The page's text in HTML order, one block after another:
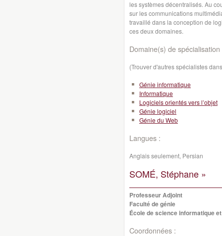
les systèmes décentralisés. Au
sur les communications
travaillé dans la conception de
ces deux domaines.
Domaine(s) de spécialisation
(Trouver d'autres spécialistes
Génie informatique
Informatique
Logiciels orientés vers l’objet
Génie logiciel
Génie du Web
Langues :
Anglais seulement, Persian
SOMÉ, Stéphane »
Professeur Adjoint
Faculté de génie
École de science informatique
Coordonnées :